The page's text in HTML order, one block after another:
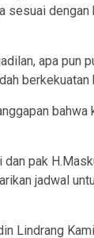
sesuai dengan
apa pun
pak
jadwal
Lindrang